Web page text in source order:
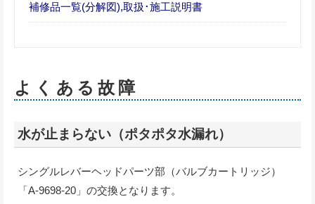
補修品一覧(分解図),取扱･施工説明書
よくある故障
水が止まらない（ポタポタ水漏れ）
シングルレバーヘッドパーツ部（バルブカートリッジ）
「A-9698-20」の交換となります。